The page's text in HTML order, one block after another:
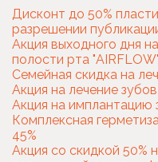
Дисконт до 50%
разрешении
Акция выходного дня
полости рта
Семейная скидка на
Акция на лечение
Акция на имплантацию
Комплексная
45%
Акция со скидкой 50%